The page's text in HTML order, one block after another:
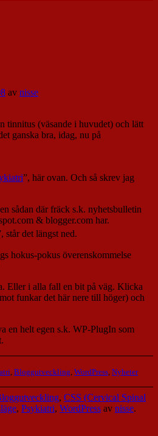
av nisse
tinnitus (väsande i huvudet) och lätt
ganska bra, idag, nu på
”, här ovan. Och så skrev jag
sådan där fräck s.k. nyhetsbulletin
& blogger.com har.
står det längst ned.
hokus-pokus överenskommelse
Eller i alla fall en bit på väg. Klicka
funkar det här nere till höger) och
en helt egen s.k. WP-PlugIn som
Bloggutveckling WordPress Nyheter
, CSS (Cervical Spinal
, Psykiatri, WordPress av nisse.